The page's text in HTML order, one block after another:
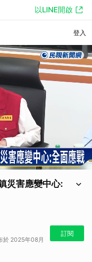
以LINE開啟
登入
災害應變中心:
逼近，但中南部上個月才
復原，這回又將遇上中颱
晚，行政院長卓榮泰親自
握災情，在脆弱基礎上，要
於 2025年08月
訂閱